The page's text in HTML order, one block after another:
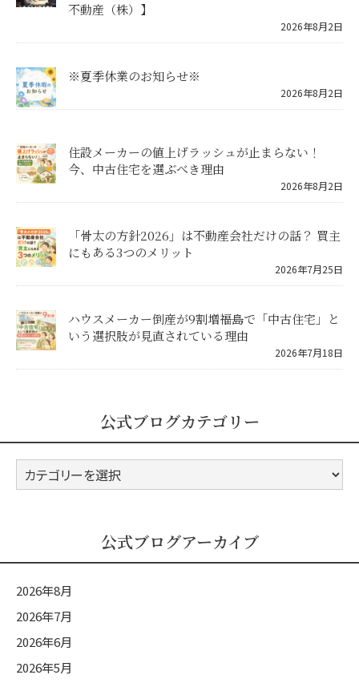
不動産（株）】
2026年8月2日
※夏季休業のお知らせ※
2026年8月2日
住設メーカーの値上げラッシュが止まらない！
今、中古住宅を選ぶべき理由
2026年8月2日
「骨太の方針2026」は不動産会社だけの話？ 買主
にもある3つのメリット
2026年7月25日
ハウスメーカー倒産が9割増――福島で「中古住宅」と
いう選択肢が見直されている理由
2026年7月18日
公式ブログカテゴリー
公
式
テ
ゴ
リ
ー
公式ブログアーカイブ
2026年8月
2026年7月
2026年6月
2026年5月